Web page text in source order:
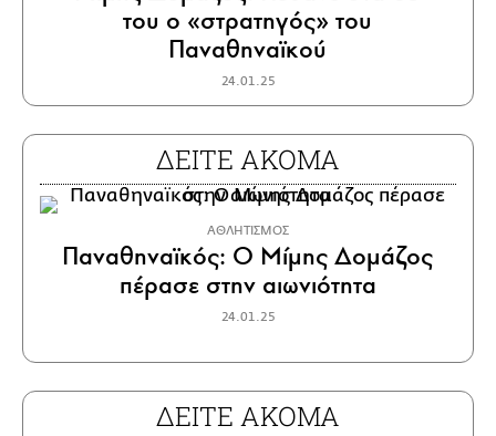
του ο «στρατηγός» του
Παναθηναϊκού
24.01.25
ΔΕΙΤΕ ΑΚΟΜΑ
ΑΘΛΗΤΙΣΜΟΣ
Παναθηναϊκός: Ο Μίμης Δομάζος
πέρασε στην αιωνιότητα
24.01.25
ΔΕΙΤΕ ΑΚΟΜΑ